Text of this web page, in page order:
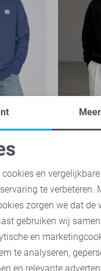
cookies
cookies
cookies
cookies
en
te verbeteren.
zorgen we dat de
gebruiken wij
en
te analyseren,
en relevante